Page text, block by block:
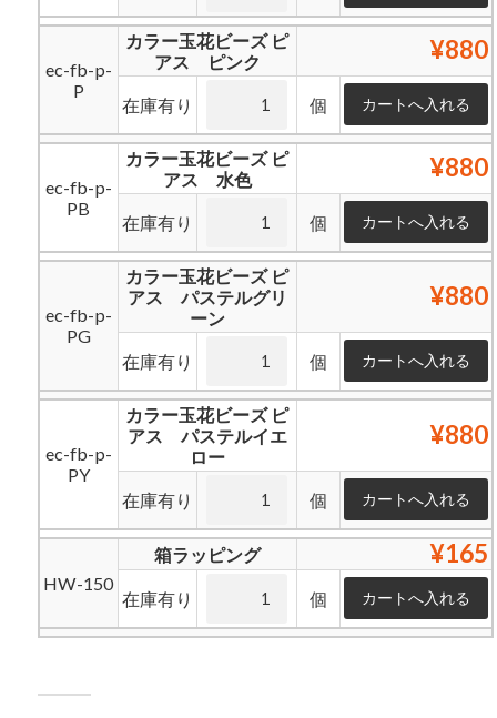
ec-fb-p-
P
カラー玉花ビーズ ピ
アス ピンク
¥880
在庫有り 個
ec-fb-p-
PB
カラー玉花ビーズ ピ
アス 水色
¥880
在庫有り 個
ec-fb-p-
PG
カラー玉花ビーズ ピ
アス パステルグリ
ーン
¥880
在庫有り 個
ec-fb-p-
PY
カラー玉花ビーズ ピ
アス パステルイエ
ロー
¥880
在庫有り 個
HW-150
箱ラッピング ¥165
在庫有り 個